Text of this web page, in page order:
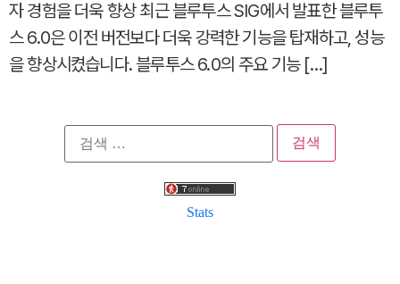
자 경험을 더욱 향상 최근 블루투스 SIG에서 발표한 블루투
스 6.0은 이전 버전보다 더욱 강력한 기능을 탑재하고, 성능
을 향상시켰습니다. 블루투스 6.0의 주요 기능 […]
검
색:
Stats